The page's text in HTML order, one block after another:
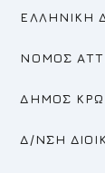
ΕΛΛΗΝΙΚΗ
ΝΟΜΟΣ
ΔΗΜΟΣ
Δ/ΝΣΗ